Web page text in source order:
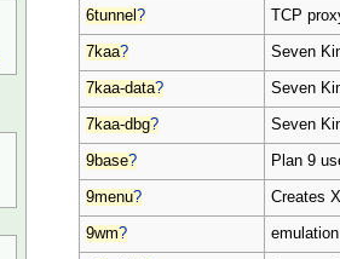
6tunnel? TCP
7kaa? Seven
7kaa-data? Seven
7kaa-dbg? Seven
9base? Plan 9
9menu? Creates
9wm?